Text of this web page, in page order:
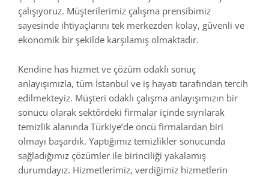
çalışıyoruz. Müşterilerimiz çalışma prensibimiz
sayesinde ihtiyaçlarını tek merkezden kolay, güvenli ve
ekonomik bir şekilde karşılamış olmaktadır.
Kendine has hizmet ve çözüm odaklı sonuç
anlayışımızla, tüm İstanbul ve iş hayatı tarafından tercih
edilmekteyiz. Müşteri odaklı çalışma anlayışımızın bir
sonucu olarak sektördeki firmalar içinde sıyrılarak
temizlik alanında Türkiye’de öncü firmalardan biri
olmayı başardık. Yaptığımız temizlikler sonucunda
sağladığımız çözümler ile birinciliği yakalamış
durumdayız. Hizmetlerimiz, verdiğimiz hizmetlerin